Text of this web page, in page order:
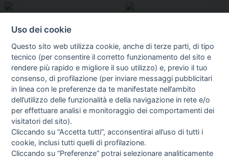
I libri Vedi tutti
Uso dei cookie
Questo sito web utilizza cookie, anche di terze parti, di tipo
tecnico (per consentire il corretto funzionamento del sito e
rendere più rapido e migliore il suo utilizzo) e, previo il tuo
consenso, di profilazione (per inviare messaggi pubblicitari
in linea con le preferenze da te manifestate nell’ambito
dell’utilizzo delle funzionalità e della navigazione in rete e/o
per effettuare analisi e monitoraggio dei comportamenti dei
visitatori del sito).
Cliccando su “Accetta tutti”, acconsentirai all’uso di tutti i
cookie, inclusi tutti quelli di profilazione.
Cliccando su “Preferenze” potrai selezionare analiticamente